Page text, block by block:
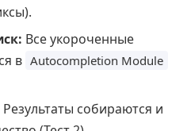
Все укороченные
в Autocompletion Module
Результаты собираются и